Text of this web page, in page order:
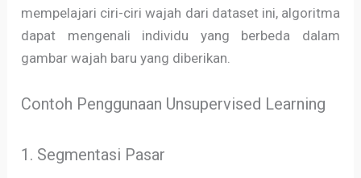
mempelajari ciri-ciri wajah dari dataset ini, algoritma
dapat mengenali individu yang berbeda dalam
gambar wajah baru yang diberikan.
Contoh Penggunaan Unsupervised Learning
1. Segmentasi Pasar